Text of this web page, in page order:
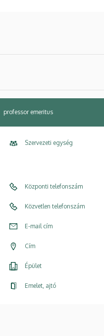
professor emeritus
Szervezeti egység
Központi telefonszám
Közvetlen telefonszám
E-mail cím
Cím
Épület
Emelet, ajtó